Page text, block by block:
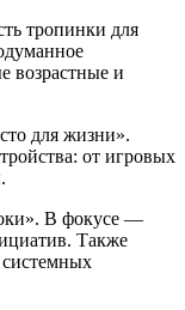
тропинки для
возрастные и
для жизни».
от игровых
В фокусе —
Также